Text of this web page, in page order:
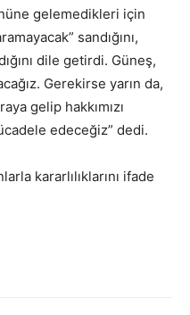
gelemedikleri için
sandığını,
dile getirdi. Güneş,
Gerekirse yarın da,
gelip hakkımızı
edeceğiz” dedi.
kararlılıklarını ifade